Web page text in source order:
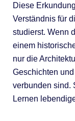
Diese
Verständnis für
studierst. Wenn
einem
nur die
Geschichten
verbunden sind.
Lernen